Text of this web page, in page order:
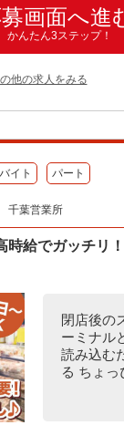
画面へ進
かんたん3ステップ！
他の求人をみる
イト パート
千葉営業所
時給でガッチリ
閉店後の
ーミナル
読み込む
る ちょ